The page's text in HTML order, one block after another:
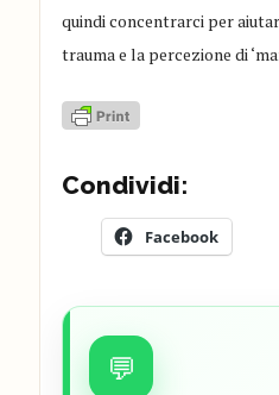
quindi concentrarci per
trauma e la percezione di
Condividi:
Facebook
💬